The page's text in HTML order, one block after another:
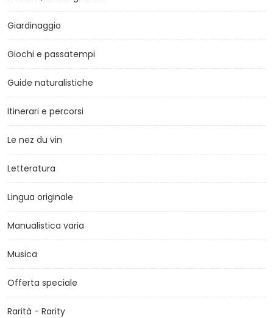
Giardinaggio
Giochi e passatempi
Guide naturalistiche
Itinerari e percorsi
Le nez du vin
Letteratura
Lingua originale
Manualistica varia
Musica
Offerta speciale
Rarità - Rarity